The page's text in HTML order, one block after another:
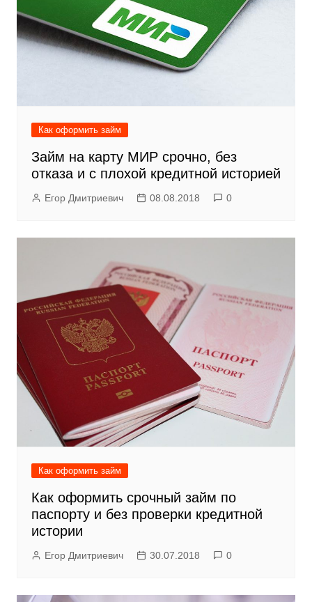
Как оформить займ
Займ на карту МИР срочно, без
отказа и с плохой кредитной историей
Егор Дмитриевич 08.08.2018 0
Как оформить займ
Как оформить срочный займ по
паспорту и без проверки кредитной
истории
Егор Дмитриевич 30.07.2018 0